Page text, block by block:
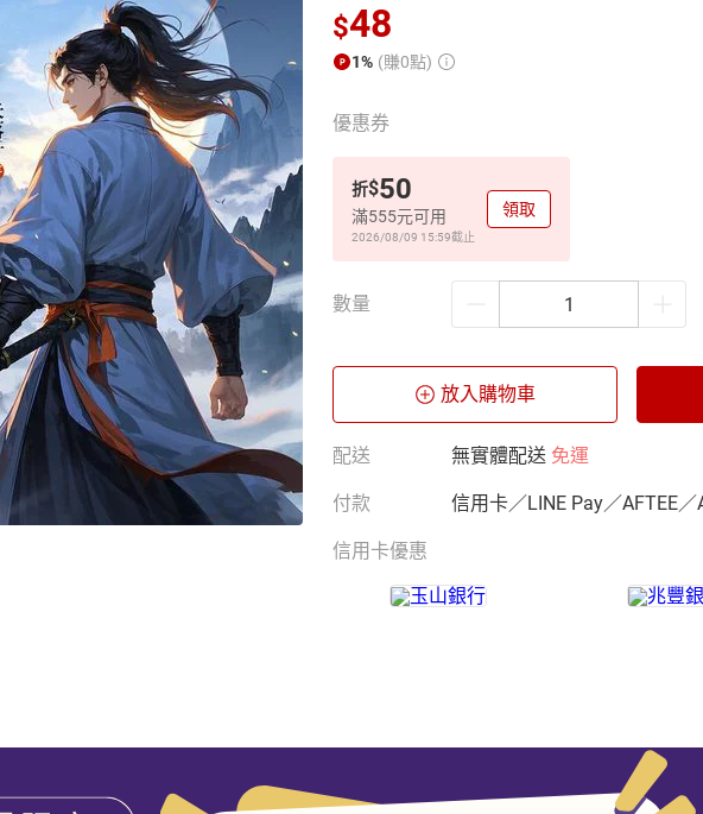
$48
1% (賺0點)
優惠券
折$50
滿555元可用
2026/08/09 15:59截止
領取
數量
放入購物車
配送 無實體配送 免運
付款 信用卡／LINE Pay／AFTEE／
信用卡優惠